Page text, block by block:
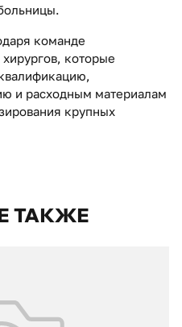
команде
которые
и расходным материалам
крупных
ТАКЖЕ